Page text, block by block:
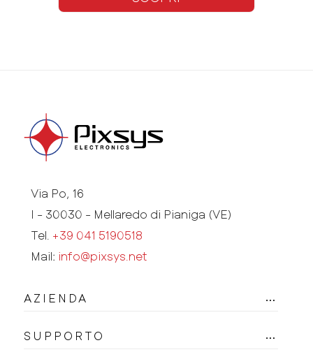
Via Po, 16
I - 30030 - Mellaredo di Pianiga (VE)
Tel. +39 041 5190518
Mail: info@pixsys.net
AZIENDA
SUPPORTO